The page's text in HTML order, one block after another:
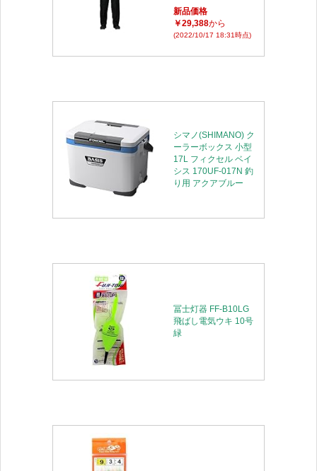
新品価格
￥29,388から
(2022/10/17 18:31時点)
シマノ(SHIMANO) ク
ーラーボックス 小型
17L フィクセル ベイ
シス 170UF-017N 釣
り用 アクアブルー
冨士灯器 FF-B10LG
飛ばし電気ウキ 10号
緑